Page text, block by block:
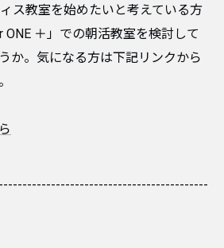
ス教室を始めたいと考えている方
ONE ＋」での朝活教室を検討して
か。気になる方は下記リンクから